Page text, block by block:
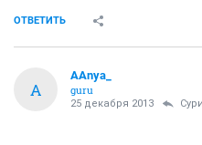
ОТВЕТИТЬ
A
AAnya_
guru
25 декабря 2013